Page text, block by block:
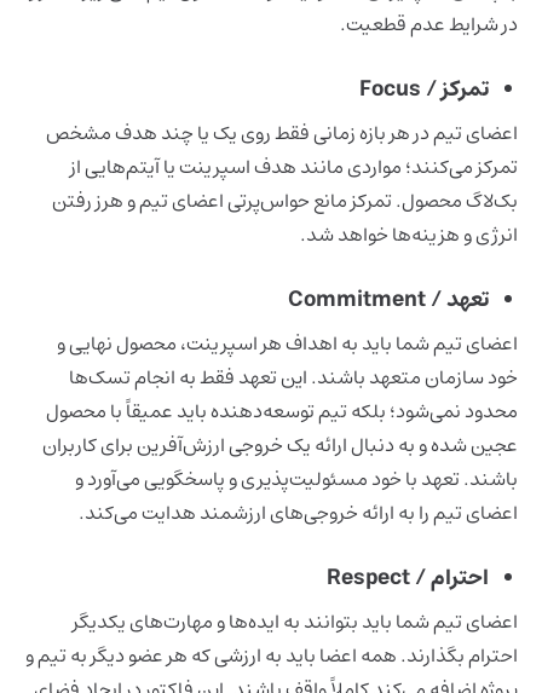
در شرایط عدم قطعیت.
تمرکز / Focus
اعضای تیم در هر بازه زمانی فقط روی یک یا چند هدف مشخص
تمرکز می‌کنند؛ مواردی مانند هدف اسپرینت یا آیتم‌هایی از
بک‌لاگ محصول. تمرکز مانع حواس‌پرتی اعضای تیم و هرز رفتن
انرژی و هزینه‌ها خواهد شد.
تعهد / Commitment
اعضای تیم شما باید به اهداف هر اسپرینت، محصول نهایی و
خود سازمان متعهد باشند. این تعهد فقط به انجام تسک‌ها
محدود نمی‌شود؛ بلکه تیم توسعه‌دهنده باید عمیقاً با محصول
عجین شده و به دنبال ارائه یک خروجی ارزش‌آفرین برای کاربران
باشند. تعهد با خود مسئولیت‌پذیری و پاسخگویی می‌آورد و
اعضای تیم را به ارائه خروجی‌های ارزشمند هدایت می‌کند.
احترام / Respect
اعضای تیم شما باید بتوانند به ایده‌ها و مهارت‌های یکدیگر
احترام بگذارند. همه اعضا باید به ارزشی که هر عضو دیگر به تیم و